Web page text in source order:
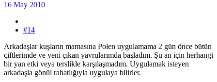
16 May 2010
#14
Arkadaşlar kuşların mamasına Polen uygulamama 2 gün önce bütün
çiftlerimde ve yeni çıkan yavrularımda başladım. Şu an için herhangi
bir yan etki veya terslikle karşılaşmadım. Uygulamak isteyen
arkadaşla gönül rahatlığıyla uygulaya bilirler.